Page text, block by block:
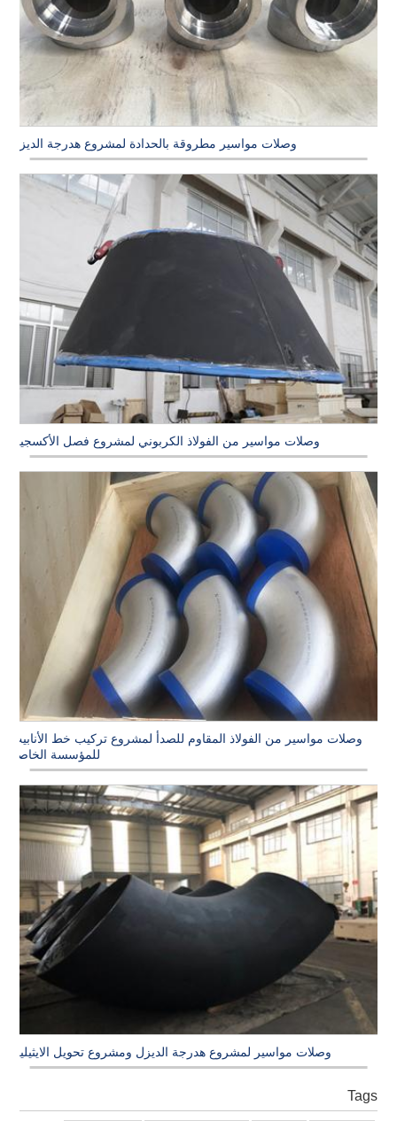
وصلات مواسير مطروقة بالحدادة لمشروع هدرجة الديزل
وصلات مواسير من الفولاذ الكربوني لمشروع فصل الأكسجين
وصلات مواسير من الفولاذ المقاوم للصدأ لمشروع تركيب خط الأنابيب
للمؤسسة الخاصة
وصلات مواسير لمشروع هدرجة الديزل ومشروع تحويل الايثيلين
Tags